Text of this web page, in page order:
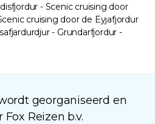
- Scenic cruising door
cruising door de Eyjafjordur
- Grundarfjordur -
georganiseerd en
Reizen b.v.